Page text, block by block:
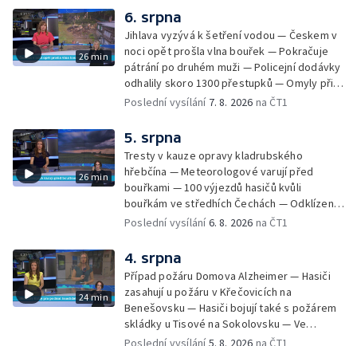
26 min
6. srpna
Jihlava vyzývá k šetření vodou — Českem v
noci opět prošla vlna bouřek — Pokračuje
pátrání po druhém muži — Policejní dodávky
odhalily skoro 1300 přestupků — Omyly při
nouzovém volání o pomoc — Hradec Králové
rekord v hromadném seskoku parašutistů —
Chovné rybníky na Českolipsku pustoší
vydry — Instalace nové sochy v Mariánských
Lázních — Sedmiletý trest za dotační
podvod s projektem Technologického parku
v Písku — Dětský tábor na Brutal Assault —
Turistická trasa Svatojánské proudy zůstává
— Cestování za pozorováním noční oblohy
Poslední vysílání 7. 8. 2026 na ČT1
26 min
5. srpna
Tresty v kauze opravy kladrubského
hřebčína — Meteorologové varují před
bouřkami — 100 výjezdů hasičů kvůli
bouřkám ve středhích Čechách — Odklízení
škod po bouřkách — Hasiči likvidovali
Václavském náměstí — Necelý kilometr řeky
Otavy u šumavského Annína je téměř bez
vody — Pátrání po dvou mužích na jezeře
Most — Tábor pro děti odsouzených — Tábor
pomáhá dětem orientovat se na trhu práce
— Začal festival Brutal Assault — Cyklysta
Poslední vysílání6. 8. 2026 na ČT1
24 min
4. srpna
Případ požáru Domova Alzheimer — Hasiči
zasahují u požáru v Křečovicích na
Benešovsku — Hasiči bojují také s požárem
skládky u Tisové na Sokolovsku — Ve
Strážnici na Hodonínsku padl další teplotní
Poslední vysílání5. 8. 2026 na ČT1